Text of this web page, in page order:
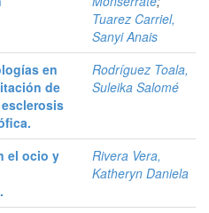
Tuarez Carriel,
Sanyi Anais
en
de
Rodríguez Toala,
Suleika Salomé
el ocio y
Rivera Vera,
Katheryn Daniela